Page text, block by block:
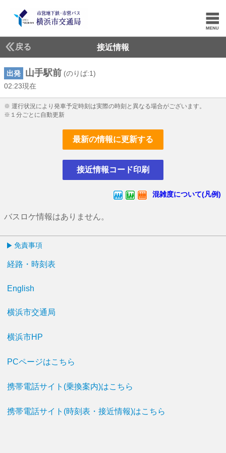
戻る 接近情報
出発 山手駅前 (のりば:1)
02:23現在
※ 運行状況により発車予定時刻は実際の時刻と異なる場合がございます。
※１分ごとに自動更新
最新の情報に更新する
接近情報コード印刷
混雑度について(凡例)
バスロケ情報はありません。
免責事項
経路・時刻表
English
横浜市交通局
横浜市HP
PCページはこちら
携帯電話サイト(乗換案内)はこちら
携帯電話サイト(時刻表・接近情報)はこちら